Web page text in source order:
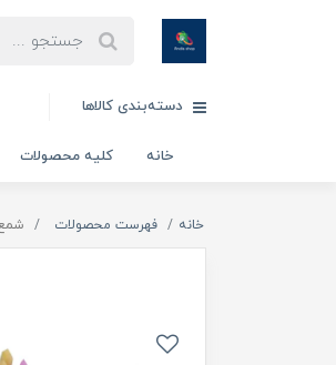
دسته‌بندی کالاها
خانه کلیه محصولات
خانه فهرست محصولات